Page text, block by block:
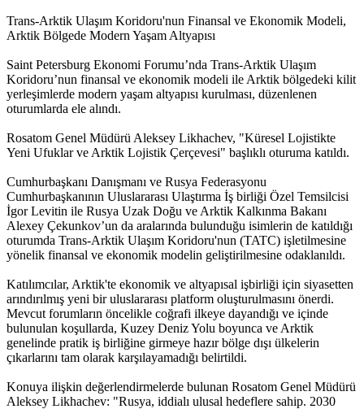
Trans-Arktik Ulaşım Koridoru'nun Finansal ve Ekonomik Modeli,
Arktik Bölgede Modern Yaşam Altyapısı
Saint Petersburg Ekonomi Forumu’nda Trans-Arktik Ulaşım
Koridoru’nun finansal ve ekonomik modeli ile Arktik bölgedeki kilit
yerleşimlerde modern yaşam altyapısı kurulması, düzenlenen
oturumlarda ele alındı.
Rosatom Genel Müdürü Aleksey Likhachev, "Küresel Lojistikte
Yeni Ufuklar ve Arktik Lojistik Çerçevesi" başlıklı oturuma katıldı.
Cumhurbaşkanı Danışmanı ve Rusya Federasyonu
Cumhurbaşkanının Uluslararası Ulaştırma İş birliği Özel Temsilcisi
İgor Levitin ile Rusya Uzak Doğu ve Arktik Kalkınma Bakanı
Alexey Çekunkov’un da aralarında bulunduğu isimlerin de katıldığı
oturumda Trans-Arktik Ulaşım Koridoru'nun (TATC) işletilmesine
yönelik finansal ve ekonomik modelin geliştirilmesine odaklanıldı.
Katılımcılar, Arktik'te ekonomik ve altyapısal işbirliği için siyasetten
arındırılmış yeni bir uluslararası platform oluşturulmasını önerdi.
Mevcut forumların öncelikle coğrafi ilkeye dayandığı ve içinde
bulunulan koşullarda, Kuzey Deniz Yolu boyunca ve Arktik
genelinde pratik iş birliğine girmeye hazır bölge dışı ülkelerin
çıkarlarını tam olarak karşılayamadığı belirtildi.
Konuya ilişkin değerlendirmelerde bulunan Rosatom Genel Müdürü
Aleksey Likhachev: "Rusya, iddialı ulusal hedeflere sahip. 2030